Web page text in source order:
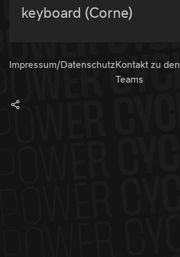
keyboard (Corne)
Impressum/DatenschutzKontakt zu den
Teams